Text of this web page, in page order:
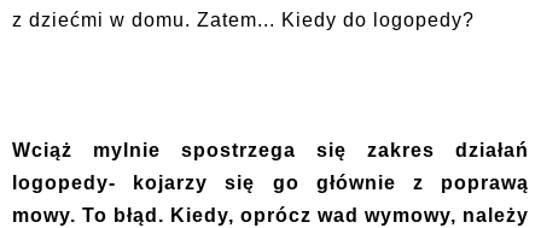
z dziećmi w domu. Zatem... Kiedy do logopedy?
Wciąż mylnie spostrzega się zakres działań
logopedy- kojarzy się go głównie z poprawą
mowy. To błąd. Kiedy, oprócz wad wymowy, należy